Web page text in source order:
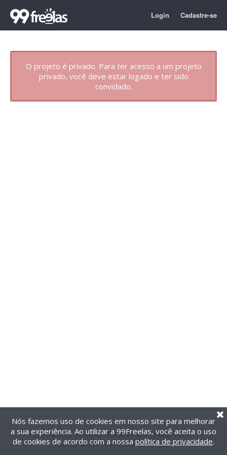
Login Cadastre-se
O projeto é privado. Para ter acesso a um projeto
privado, você deve estar logado e ter sido
convidado.
@2014-2026 99Freelas. Todos os direitos reservados.
Termos de uso| Política de privacidade
Nós fazemos uso de cookies em nosso site para melhorar
a sua experiência. Ao utilizar a 99Freelas, você aceita o uso
de cookies de acordo com a nossa política de privacidade.